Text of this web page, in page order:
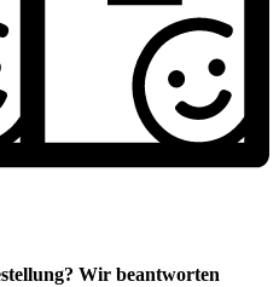
Wir beantworten